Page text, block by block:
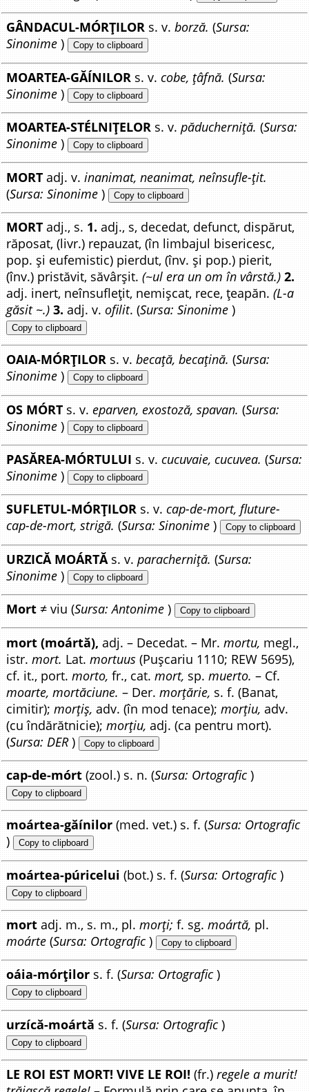
GÂNDACUL-MÓRȚILOR s. v.borză. (Sursa:
Sinonime ) Copy to clipboard
MOARTEA-GĂÍNILOR s. v.cobe, țâfnă. (Sursa:
Sinonime ) Copy to clipboard
MOARTEA-STÉLNIȚELOR s. v.păducherniță. (Sursa:
Sinonime ) Copy to clipboard
MORT adj. v.inanimat, neanimat, neînsufle-țit.
(Sursa: Sinonime ) Copy to clipboard
MORT adj., s. 1. adj., s, decedat, defunct, dispărut,
răposat, (livr.) repauzat, (în limbajul bisericesc,
pop. și eufemistic) pierdut, (înv. și pop.) pierit,
(înv.) pristăvit, săvârșit.(~ul era un om în vârstă.) 2.
adj. inert, neînsuflețit, nemișcat, rece, țeapăn.(L-a
găsit ~.) 3. adj. v.ofilit. (Sursa: Sinonime )
Copy to clipboard
OAIA-MÓRȚILOR s. v.becață, becațină. (Sursa:
Sinonime ) Copy to clipboard
OS MÓRT s. v.eparven, exostoză, spavan. (Sursa:
Sinonime ) Copy to clipboard
PASĂREA-MÓRTULUI s. v.cucuvaie, cucuvea. (Sursa:
Sinonime ) Copy to clipboard
SUFLETUL-MÓRȚILOR s. v.cap-de-mort, fluture-
cap-de-mort, strigă. (Sursa: Sinonime ) Copy to clipboard
URZICĂ MOÁRTĂs. v.paracherniță. (Sursa:
Sinonime ) Copy to clipboard
Mort ≠ viu (Sursa: Antonime ) Copy to clipboard
mort (moártă), adj. – Decedat. – Mr.mortu, megl.,
istr.mort. Lat.mortuus (Pușcariu 1110; REW 5695),
cf. it., port.morto, fr., cat.mort, sp.muerto. – Cf.
moarte, mortăciune. – Der.morțărie, s. f. (Banat,
cimitir);morțiș, adv. (în mod tenace);morțiu, adv.
(cu îndărătnicie);morțiu, adj. (ca pentru mort).
(Sursa: DER) Copy to clipboard
cap-de-mórt (zool.) s. n. (Sursa: Ortografic )
Copy to clipboard
moártea-găínilor (med. vet.) s. f. (Sursa: Ortografic
) Copy to clipboard
moártea-púricelui(bot.) s. f. (Sursa: Ortografic )
Copy to clipboard
mort adj. m., s. m., pl.morți;f. sg.moártă, pl.
moárte (Sursa: Ortografic ) Copy to clipboard
oáia-mórților s. f. (Sursa: Ortografic)
Copy to clipboard
urzícă-moártă s. f. (Sursa: Ortografic )
Copy to clipboard
LE ROI EST MORT! VIVE LE ROI! (fr.)regele a murit!